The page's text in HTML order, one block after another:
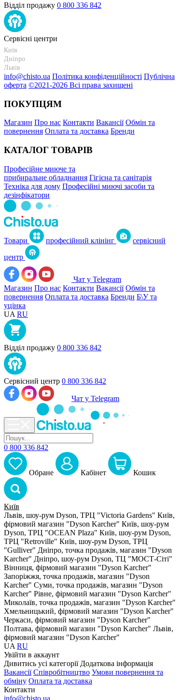
Відділ продажу 0 800 336 842
Сервісні центри
Київ
Дніпро
Львів
info@chisto.ua Політика конфіденційності Публічна
оферта ©2021-2026 Всі права захищені
ПОКУПЦЯМ
Магазин Про нас Контакти Вакансії Обмін та
повернення Оплата та доставка Бренди
КАТАЛОГ ТОВАРІВ
Професійне миюче та
прибиральне обладнання Гігієна та санітарія
Техніка для дому Професійні миючі засоби та
дезінфікатори
Товари професійний клінінг
сервісний
центр
Чат у Telegram
Магазин Про нас Контакти Вакансії Обмін та
повернення Оплата та доставка Бренди Б\У та
уцінка
UA RU
Відділ продажу 0 800 336 842
Сервісний центр 0 800 336 842
Чат у Telegram
0 800 336 842
Обране Кабiнет Кошик
Київ
Львів, шоу-рум Dyson, ТРЦ "Victoria Gardens" Київ,
фірмовий магазин "Dyson Karcher" Київ, шоу-рум
Dyson, ТРЦ "OCEAN Plaza" Київ, шоу-рум Dyson,
ТРЦ "Retroville" Київ, шоу-рум Dyson, ТРЦ
"Gulliver" Дніпро, точка продажів, магазин "Dyson
Karcher" Дніпро, шоу-рум Dyson, ТЦ "МОСТ-Сіті"
Вінниця, фірмовий магазин "Dyson Karcher"
Запоріжжя, точка продажів, магазин "Dyson
Karcher" Суми, точка продажів, магазин "Dyson
Karcher" Рівне, фірмовий магазин "Dyson Karcher"
Миколаїв, точка продажів, магазин "Dyson Karcher"
Хмельницький, фірмовий магазин "Dyson Karcher"
Черкаси, фірмовий магазин "Dyson Karcher"
Полтава, фірмовий магазин "Dyson Karcher" Львів,
фірмовий магазин "Dyson Karcher"
UA RU
Увiйти в аккаунт
Дивитись усі категорії Додаткова інформація
Вакансії Співробітництво Умови повернення та
обміну Оплата та доставка
Контакти
info@chisto.ua